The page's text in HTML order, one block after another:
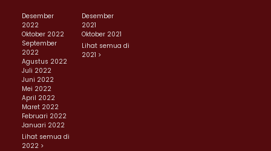
Desember
2022
Oktober 2022
September
2022
Agustus 2022
Juli 2022
Juni 2022
Mei 2022
April 2022
Maret 2022
Februari 2022
Januari 2022
Lihat semua di
2022 >
Desember
2021
Oktober 2021
Lihat semua di
2021 >